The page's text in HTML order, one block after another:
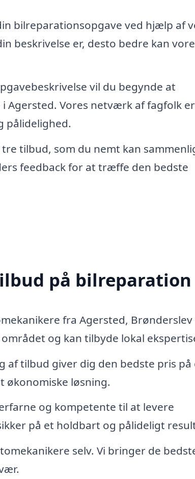
bilreparationsopgave ved hjælp af
beskrivelse er, desto bedre kan
vil du begynde at
Agersted. Vores netværk af fagfolk er
pålidelighed.
tilbud, som du nemt kan
feedback for at træffe den bedste
på bilreparation
fra Agersted, Brønderslev
og kan tilbyde lokal
af tilbud giver dig den bedste pris på
økonomiske løsning.
og kompetente til at levere
på et holdbart og pålideligt
selv. Vi bringer de